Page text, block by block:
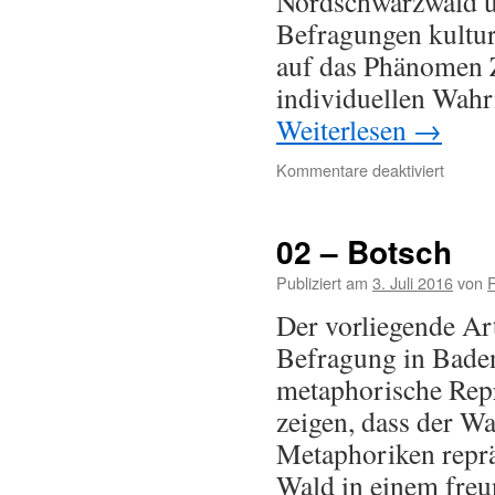
Befragungen
auf das
individuellen
Weiterlesen →
Kommentare deaktiviert
02 – Botsch
Publiziert am 3. Juli 2016von
Der vorliegende
Befragung in
metaphorische
zeigen, dass der
Metaphoriken
Wald in einem